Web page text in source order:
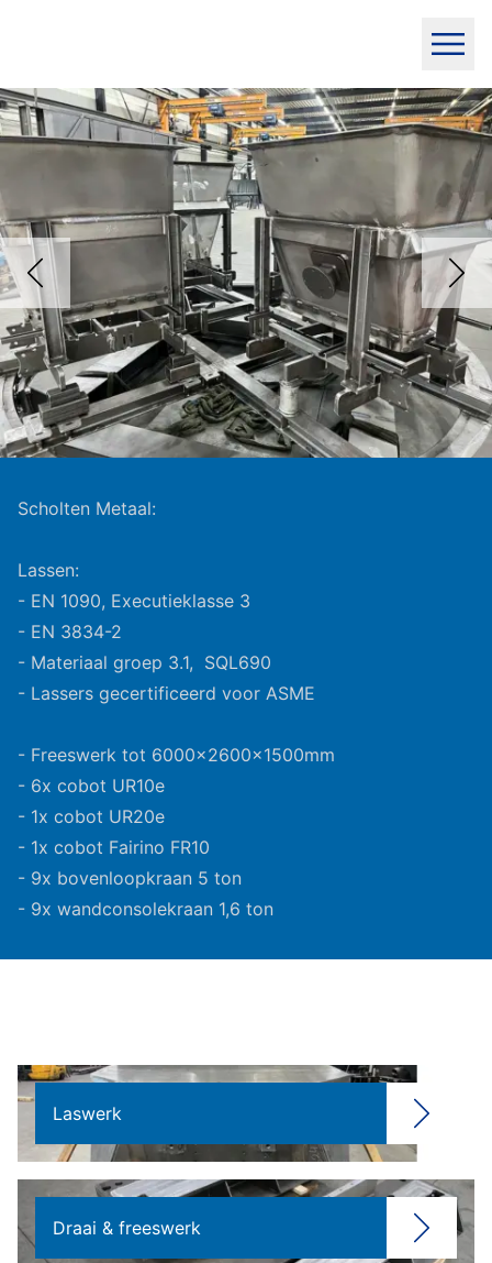
Scholten Metaal:
Lassen:
- EN 1090, Executieklasse 3
- EN 3834-2
- Materiaal groep 3.1, SQL690
- Lassers gecertificeerd voor ASME
- Freeswerk tot 6000x2600x1500mm
- 6x cobot UR10e
- 1x cobot UR20e
- 1x cobot Fairino FR10
- 9x bovenloopkraan 5 ton
- 9x wandconsolekraan 1,6 ton
Laswerk
Draai & freeswerk